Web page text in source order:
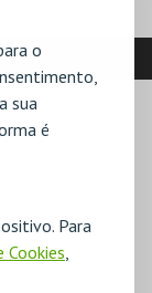
o
sua
é
Para
Cookies,